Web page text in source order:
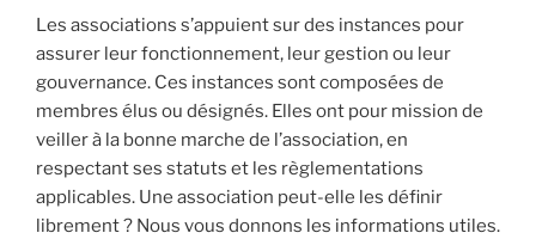
Les associations s’appuient sur des instances pour
assurer leur fonctionnement, leur gestion ou leur
gouvernance. Ces instances sont composées de
membres élus ou désignés. Elles ont pour mission de
veiller à la bonne marche de l’association, en
respectant ses statuts et les règlementations
applicables. Une association peut-elle les définir
librement ? Nous vous donnons les informations utiles.